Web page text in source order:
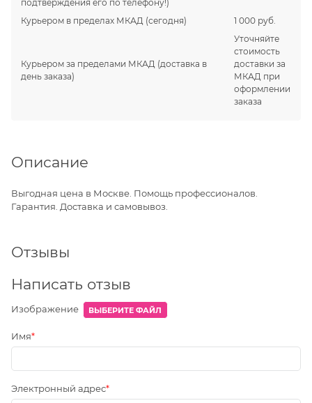
подтверждения его по телефону!)
Курьером в пределах МКАД (сегодня) 1 000 руб.
Курьером за пределами МКАД (доставка в
день заказа)
Уточняйте
стоимость
доставки за
МКАД при
оформлении
заказа
Описание
Выгодная цена в Москве. Помощь профессионалов.
Гарантия. Доставка и самовывоз.
Отзывы
Написать отзыв
Изображение ВЫБЕРИТЕ ФАЙЛ
Имя
Электронный адрес